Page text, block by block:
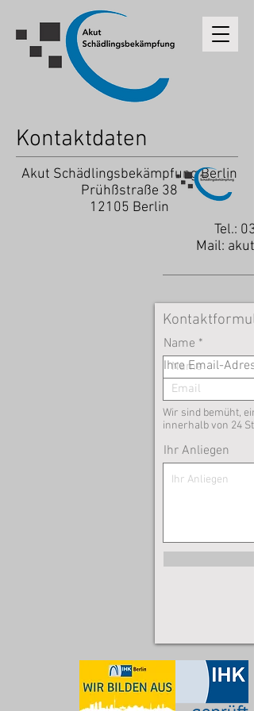
Kontaktdaten
Akut Schädlingsbekämpfung Berlin
Prühßstraße 38
12105 Berlin
Tel.:
Mail:
Name
Ihre Email-
Wir sind bemüht,
innerhalb von 24
Ihr Anliegen